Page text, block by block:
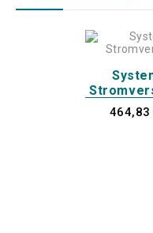
464,83